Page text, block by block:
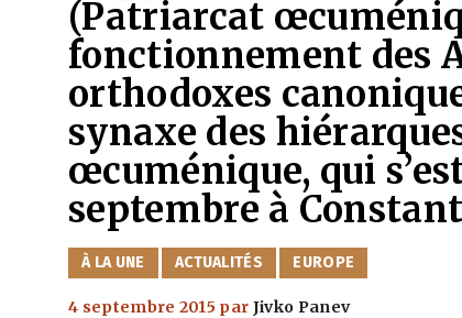
(Patriarcat
fonctionnement des
orthodoxes
synaxe des
œcuménique, qui
septembre à
CATÉGORIES
À LA UNE ACTUALITÉS EUROPE
4 septembre 2015 par Jivko Panev